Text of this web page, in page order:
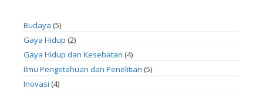
Budaya (5)
Gaya Hidup (2)
Gaya Hidup dan Kesehatan (4)
Ilmu Pengetahuan dan Penelitian (5)
Inovasi (4)